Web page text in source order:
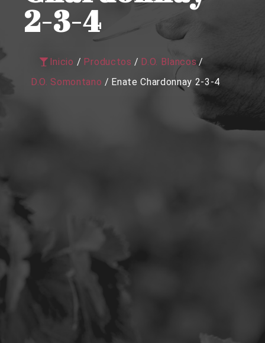
2-3-4
Inicio / Productos / D.O. Blancos /
D.O. Somontano / Enate Chardonnay 2-3-4